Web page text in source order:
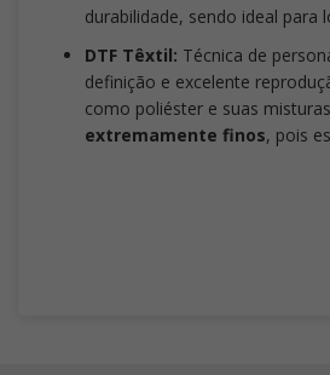
durabilidade, sendo ideal para
DTF Têxtil: Técnica de
definição e excelente
como poliéster e suas
extremamente finos, pois